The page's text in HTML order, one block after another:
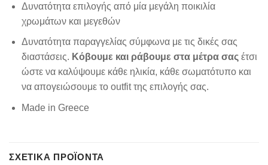
Δυνατότητα επιλογής από μία μεγάλη ποικιλία
χρωμάτων και μεγεθών
Δυνατότητα παραγγελίας σύμφωνα με τις δικές σας
διαστάσεις. Κόβουμε και ράβουμε στα μέτρα σας έτσι
ώστε να καλύψουμε κάθε ηλικία, κάθε σωματότυπο και
να απογειώσουμε το outfit της επιλογής σας.
Made in Greece
ΣΧΕΤΙΚΆ ΠΡΟΪΌΝΤΑ